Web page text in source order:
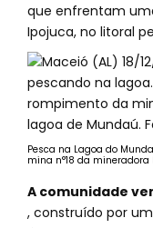
que enfrentam
Ipojuca, no litoral
Pesca na Lagoa do
mina n°18 da mineradora
A comunidade
, construído por